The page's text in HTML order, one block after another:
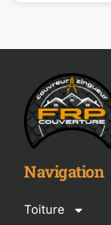
Navigation
Toiture